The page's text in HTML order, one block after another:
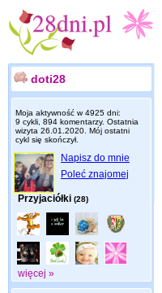
doti28
Moja aktywność w 4925 dni:
9 cykli, 894 komentarzy. Ostatnia
wizyta 26.01.2020 . Mój ostatni
cykl się skończył.
Napisz do mnie
Poleć znajomej
Przyjaciółki (28)
więcej »